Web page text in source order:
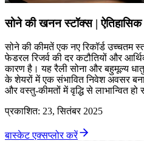
सोने की खनन स्टॉक्स |
सोने की कीमतें एक नए रिकॉर्ड उच्चतम
फेडरल रिजर्व की दर कटौतियों और
कारण है। यह रैली सोना और बहुमूल्य
के शेयरों में एक संभावित निवेश अवसर
और वस्तु-कीमतों में वृद्धि से लाभान्वित
प्रकाशित: 23, सितंबर 2025
बास्केट एक्सप्लोर करें